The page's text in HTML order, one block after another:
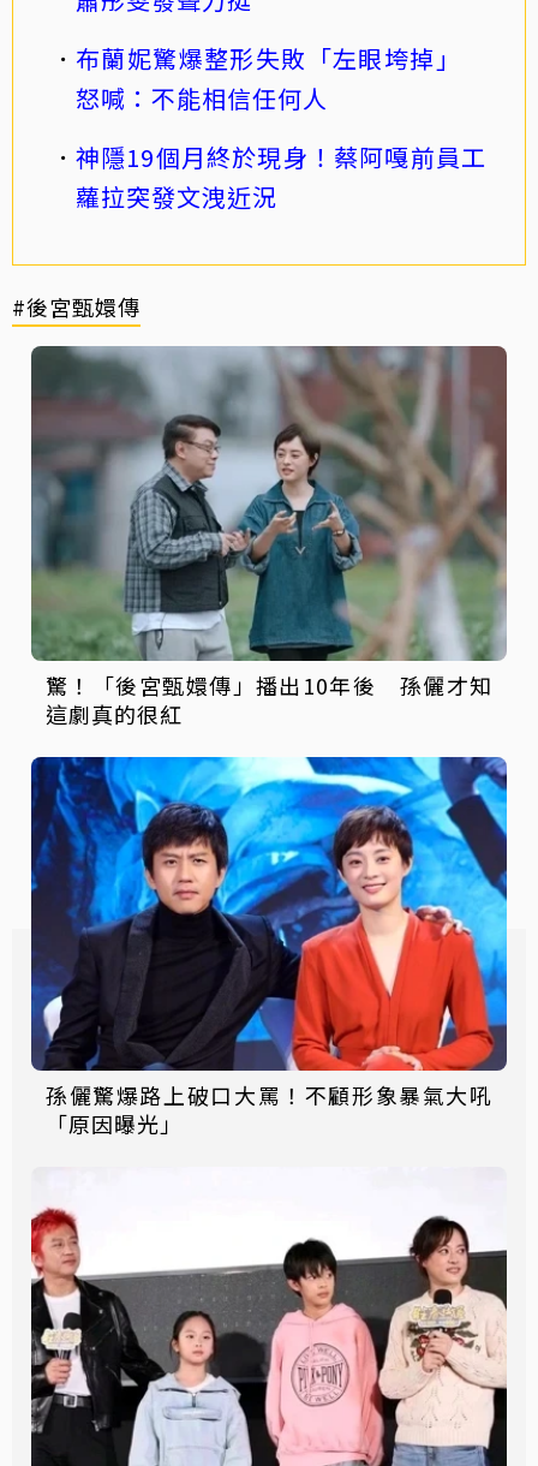
布蘭妮驚爆整形失敗「左眼垮掉」
怒喊：不能相信任何人
神隱19個月終於現身！蔡阿嘎前員工
蘿拉突發文洩近況
#後宮甄嬛傳
驚！「後宮甄嬛傳」播出10年後 孫儷才知
這劇真的很紅
孫儷驚爆路上破口大罵！不顧形象暴氣大吼
「原因曝光」